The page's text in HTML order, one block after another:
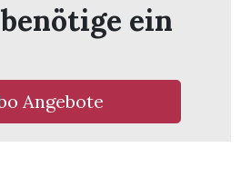
ein
Angebote